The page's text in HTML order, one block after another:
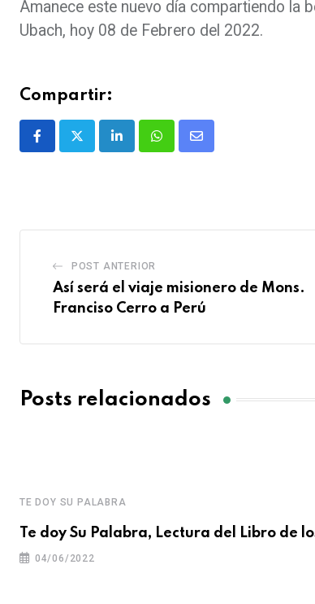
Amanece este nuevo día compartiendo la
Ubach, hoy 08 de Febrero del 2022.
Compartir:
POST ANTERIOR
Así será el viaje misionero de Mons.
Franciso Cerro a Perú
Posts relacionados
TE DOY SU PALABRA
Te doy Su Palabra, Lectura del Libro de
04/06/2022